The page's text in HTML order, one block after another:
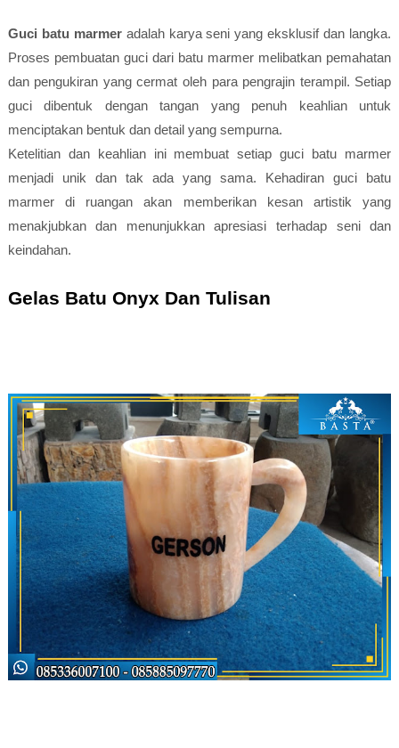
Guci batu marmeradalah karya seni yang eksklusif dan langka.
Proses pembuatan guci dari batu marmer melibatkan pemahatan
dan pengukiran yang cermat oleh para pengrajin terampil. Setiap
guci dibentuk dengan tangan yang penuh keahlian untuk
menciptakan bentuk dan detail yang sempurna.
Ketelitian dan keahlian ini membuat setiap guci batu marmer
menjadi unik dan tak ada yang sama. Kehadiran guci batu
marmer di ruangan akan memberikan kesan artistik yang
menakjubkan dan menunjukkan apresiasi terhadap seni dan
keindahan.
Gelas Batu Onyx Dan Tulisan